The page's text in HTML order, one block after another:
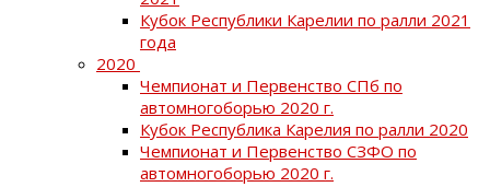
Кубок Республики Карелии по ралли 2021
года
2020
Чемпионат и Первенство СПб по
автомногоборью 2020 г.
Кубок Республика Карелия по ралли 2020
Чемпионат и Первенство СЗФО по
автомногоборью 2020 г.